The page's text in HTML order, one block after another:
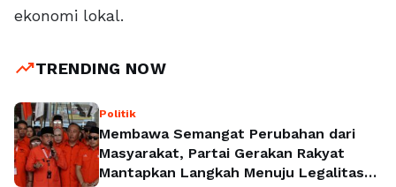
ekonomi lokal.
trending_upTRENDING NOW
Politik
Membawa Semangat Perubahan dari
Masyarakat, Partai Gerakan Rakyat
Mantapkan Langkah Menuju Legalitas